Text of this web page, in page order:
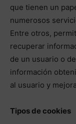
que tienen un
numerosos
Entre otros,
recuperar
de un usuario o
información
al usuario y
Tipos de cookies